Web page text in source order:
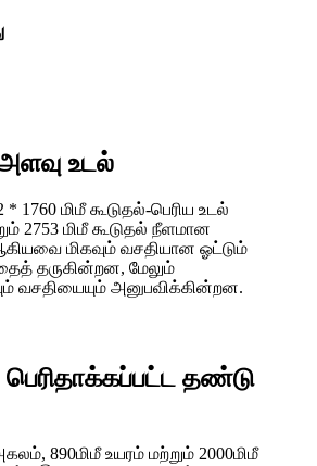
உடல்
* 1760 மிமீ கூடுதல்-பெரிய உடல்
2753 மிமீ கூடுதல் நீளமான
மிகவும் வசதியான ஓட்டும்
தருகின்றன, மேலும்
வசதியையும் அனுபவிக்கின்றன.
பெரிதாக்கப்பட்ட தண்டு
890மிமீ உயரம் மற்றும் 2000மிமீ